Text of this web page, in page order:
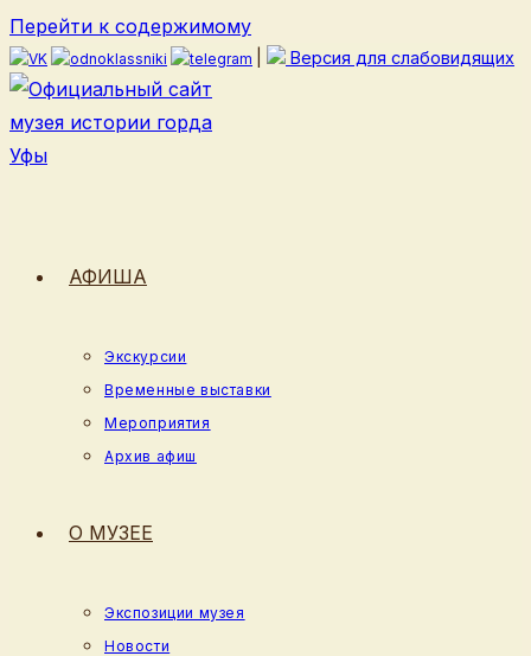
Перейти к содержимому
Версия для слабовидящих
АФИША
Экскурсии
Временные выставки
Мероприятия
Архив афиш
О МУЗЕЕ
Экспозиции музея
Новости